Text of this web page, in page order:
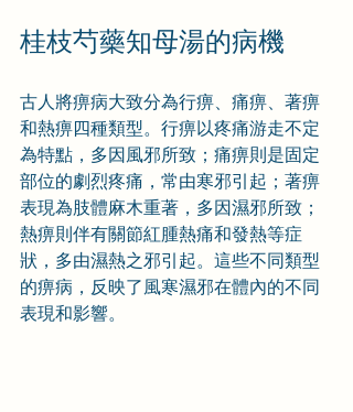
桂枝芍藥知母湯的病機
古人將痹病大致分為行痹、痛痹、著痹
和熱痹四種類型。行痹以疼痛游走不定
為特點，多因風邪所致；痛痹則是固定
部位的劇烈疼痛，常由寒邪引起；著痹
表現為肢體麻木重著，多因濕邪所致；
熱痹則伴有關節紅腫熱痛和發熱等症
狀，多由濕熱之邪引起。這些不同類型
的痹病，反映了風寒濕邪在體內的不同
表現和影響。